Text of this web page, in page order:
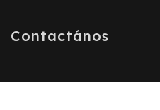
Contactános